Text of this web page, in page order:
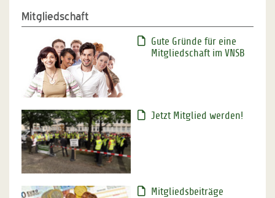
Mitgliedschaft
Gute Gründe für eine
Mitgliedschaft im VNSB
Jetzt Mitglied werden!
Mitgliedsbeiträge